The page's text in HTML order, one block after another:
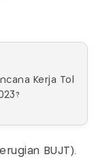
Kerja Tol
BUJT).